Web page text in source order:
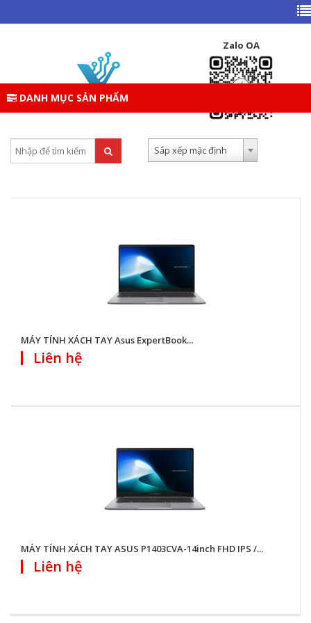
Zalo OA
DANH MỤC SẢN PHẨM
TRANG CHỦ DANH MỤC SẢN PHẨM
LAPTOP
LAPTOP ASUS
Sắp xếp mặc định
MÁY TÍNH XÁCH TAY Asus ExpertBook...
Liên hệ
MÁY TÍNH XÁCH TAY ASUS P1403CVA-14inch FHD IPS /...
Liên hệ